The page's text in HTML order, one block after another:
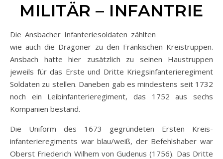
MILITÄR – INFANTRIE
Die Ansbacher Infanteriesoldaten zählten
wie auch die Dragoner zu den Fränkischen Kreistruppen.
Ansbach hatte hier zusätzlich zu seinen Haustruppen
jeweils für das Erste und Dritte Kriegsinfanterieregiment
Soldaten zu stellen. Daneben gab es mindestens seit 1732
noch ein Leibinfanterieregiment, das 1752 aus sechs
Kompanien bestand.
Die Uniform des 1673 gegründeten Ersten Kreis-
infanterieregiments war blau/weiß, der Befehlshaber war
Oberst Friederich Wilhem von Gudenus (1756). Das Dritte